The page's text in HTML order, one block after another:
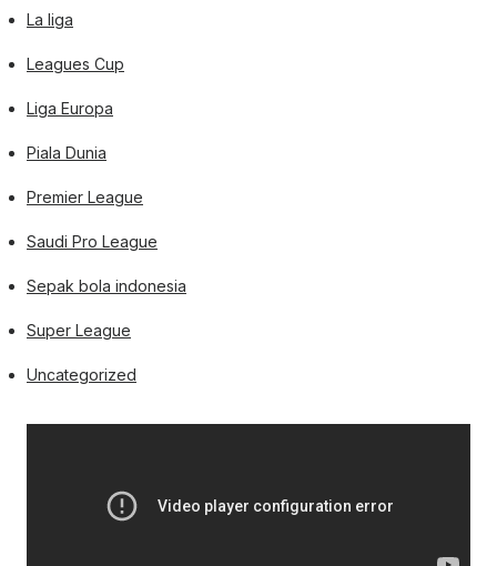
La liga
Leagues Cup
Liga Europa
Piala Dunia
Premier League
Saudi Pro League
Sepak bola indonesia
Super League
Uncategorized